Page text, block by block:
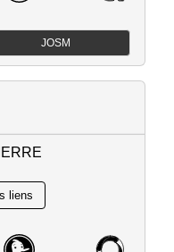
JOSM